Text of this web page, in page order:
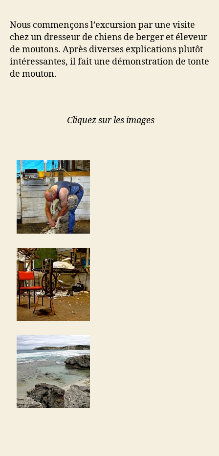
Nous commençons l’excursion par une visite
chez un dresseur de chiens de berger et éleveur
de moutons. Après diverses explications plutôt
intéressantes, il fait une démonstration de tonte
de mouton.
Cliquez sur les images